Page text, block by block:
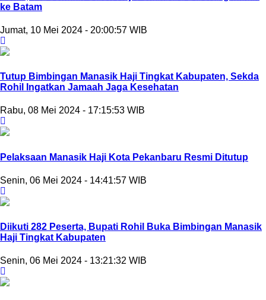
ke Batam
Jumat, 10 Mei 2024 - 20:00:57 WIB
Tutup Bimbingan Manasik Haji Tingkat Kabupaten, Sekda
Rohil Ingatkan Jamaah Jaga Kesehatan
Rabu, 08 Mei 2024 - 17:15:53 WIB
Pelaksaan Manasik Haji Kota Pekanbaru Resmi Ditutup
Senin, 06 Mei 2024 - 14:41:57 WIB
Diikuti 282 Peserta, Bupati Rohil Buka Bimbingan Manasik
Haji Tingkat Kabupaten
Senin, 06 Mei 2024 - 13:21:32 WIB